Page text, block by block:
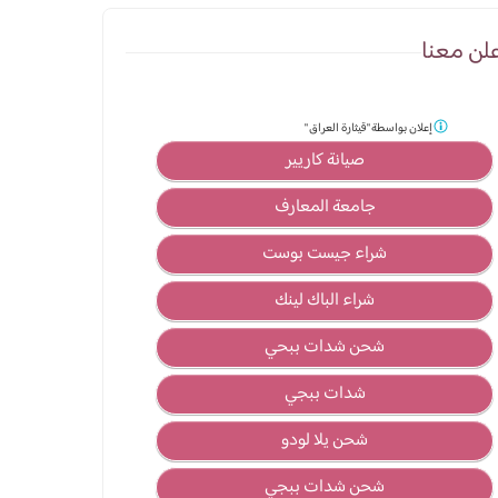
معنا
صيانة كاريير
جامعة المعارف
شراء جيست بوست
شراء الباك لينك
شحن شدات ببحي
شدات ببجي
شحن يلا لودو
شحن شدات ببجي
إعلان بواسطة"قيثارة العراق "